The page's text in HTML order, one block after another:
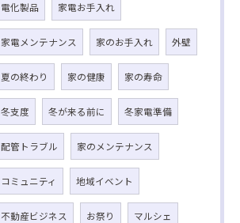
電化製品 家電お手入れ
家電メンテナンス 家のお手入れ 外壁
夏の終わり 家の健康 家の寿命
冬支度 冬が来る前に 冬家電準備
配管トラブル 家のメンテナンス
コミュニティ 地域イベント
不動産ビジネス お祭り マルシェ